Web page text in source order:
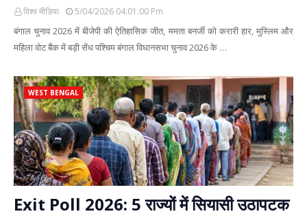
विश्व मीडिया 5/04/2026 04:01:00 Pm
बंगाल चुनाव 2026 में बीजेपी की ऐतिहासिक जीत, ममता बनर्जी को करारी हार, मुस्लिम और
महिला वोट बैंक में बड़ी सेंध पश्चिम बंगाल विधानसभा चुनाव 2026 के …
WEST BENGAL
Exit Poll 2026: 5 राज्यों में सियासी उठापटक